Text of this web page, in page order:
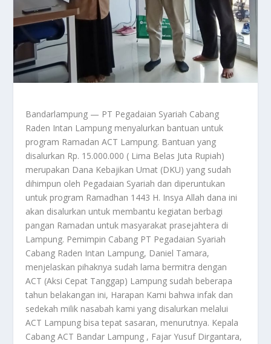
Bandarlampung — PT Pegadaian Syariah Cabang
Raden Intan Lampung menyalurkan bantuan untuk
program Ramadan ACT Lampung. Bantuan yang
disalurkan Rp. 15.000.000 ( Lima Belas Juta Rupiah)
merupakan Dana Kebajikan Umat (DKU) yang sudah
dihimpun oleh Pegadaian Syariah dan diperuntukan
untuk program Ramadhan 1443 H. Insya Allah dana ini
akan disalurkan untuk membantu kegiatan berbagi
pangan Ramadan untuk masyarakat prasejahtera di
Lampung. Pemimpin Cabang PT Pegadaian Syariah
Cabang Raden Intan Lampung, Daniel Tamara,
menjelaskan pihaknya sudah lama bermitra dengan
ACT (Aksi Cepat Tanggap) Lampung sudah beberapa
tahun belakangan ini, Harapan Kami bahwa infak dan
sedekah milik nasabah kami yang disalurkan melalui
ACT Lampung bisa tepat sasaran, menurutnya. Kepala
Cabang ACT Bandar Lampung , Fajar Yusuf Dirgantara,